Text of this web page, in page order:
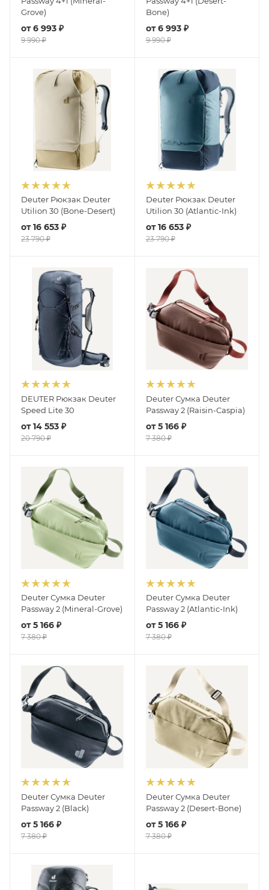
Grove)
от6 993 ₽
9 990 ₽
Bone)
от6 993 ₽
9 990 ₽
Deuter Рюкзак Deuter
Utilion 30 (Bone-Desert)
от16 653 ₽
23 790 ₽
Deuter Рюкзак Deuter
Utilion 30 (Atlantic-Ink)
от16 653 ₽
23 790 ₽
DEUTER Рюкзак Deuter
Speed Lite 30
от14 553 ₽
20 790 ₽
Deuter Сумка Deuter
Passway 2 (Raisin-Caspia)
от5 166 ₽
7 380 ₽
Deuter Сумка Deuter
Passway 2 (Mineral-Grove)
от5 166 ₽
7 380 ₽
Deuter Сумка Deuter
Passway 2 (Atlantic-Ink)
от5 166 ₽
7 380 ₽
Deuter Сумка Deuter
Passway 2 (Black)
от5 166 ₽
7 380 ₽
Deuter Сумка Deuter
Passway 2 (Desert-Bone)
от5 166 ₽
7 380 ₽